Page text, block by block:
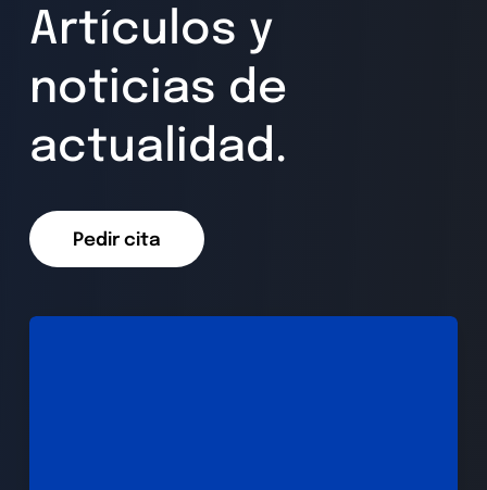
Artículos y
noticias de
actualidad.
Pedir cita